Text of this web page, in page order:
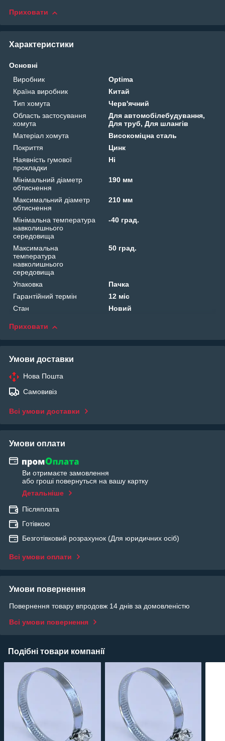
Приховати
Характеристики
Основні
Виробник
Optima
Країна виробник
Китай
Тип хомута
Черв'ячний
Область застосування
хомута
Для автомобілебудування,
Для труб, Для шлангів
Матеріал хомута
Високоміцна сталь
Покриття
Цинк
Наявність гумової
прокладки
Ні
Мінімальний діаметр
обтиснення
190 мм
Максимальний діаметр
обтиснення
210 мм
Мінімальна температура
навколишнього
середовища
-40 град.
Максимальна
температура
навколишнього
середовища
50 град.
Упаковка
Пачка
Гарантійний термін
12 міс
Стан
Новий
Приховати
Умови доставки
Нова Пошта
Самовивіз
Всі умови доставки
Умови оплати
Ви отримаєте замовлення
або гроші повернуться на вашу картку
Детальніше
Післяплата
Готівкою
Безготівковий розрахунок (Для юридичних осіб)
Всі умови оплати
Умови повернення
Повернення товару впродовж 14 днів за домовленістю
Всі умови повернення
Подібні товари компанії